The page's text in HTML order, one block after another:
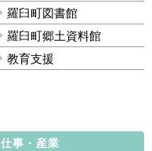
羅臼町図書館
羅臼町郷土資料館
教育支援
仕事・産業